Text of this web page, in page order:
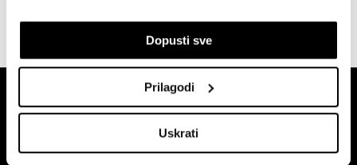
If you allow, we would also like to:
Collect information about your geographical
Identify your device by actively scanning it for
specific characteristics (fingerprinting)
Find out more about how your personal data is processed
Dopusti sve
Prilagodi
Uskrati